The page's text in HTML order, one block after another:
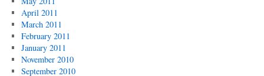
April 2011
March 2011
February 2011
January 2011
November 2010
September 2010